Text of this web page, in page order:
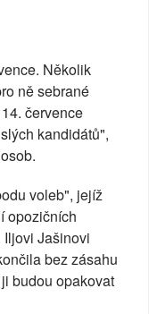
Několik
ně sebrané
července
kandidátů",
voleb", jejíž
opozičních
Iljovi Jašinovi
bez zásahu
budou opakovat